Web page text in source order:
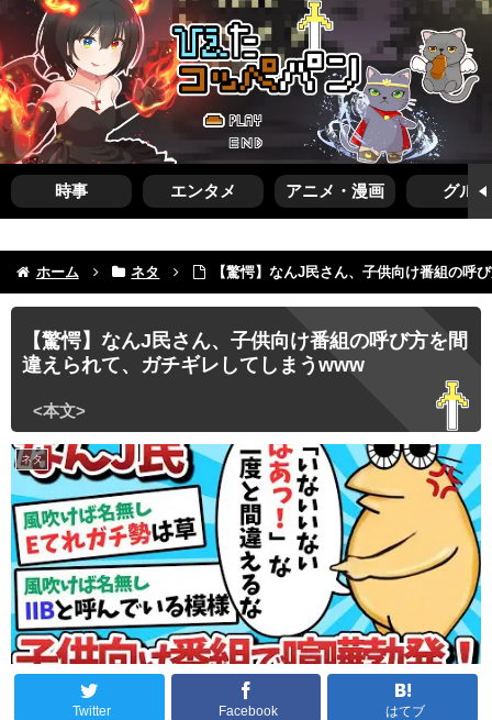
時事 エンタメ アニメ・漫画 グルメ
ホーム ネタ 【驚愕】なんJ民さん、子供向け番組の呼
【驚愕】なんJ民さん、子供向け番組の呼び方を間
違えられて、ガチギレしてしまうwww
ネタ
Twitter Facebook はてブ